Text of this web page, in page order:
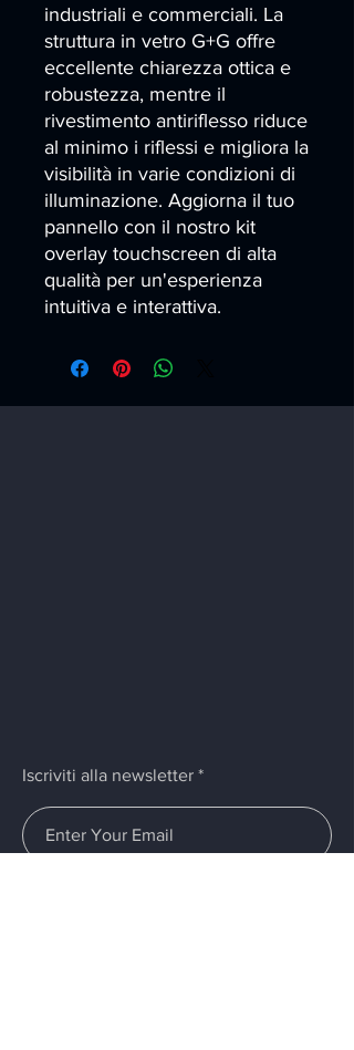
industriali e commerciali. La
struttura in vetro G+G offre
eccellente chiarezza ottica e
robustezza, mentre il
rivestimento antiriflesso riduce
al minimo i riflessi e migliora la
visibilità in varie condizioni di
illuminazione. Aggiorna il tuo
pannello con il nostro kit
overlay touchscreen di alta
qualità per un'esperienza
intuitiva e interattiva.
Iscriviti alla newsletter